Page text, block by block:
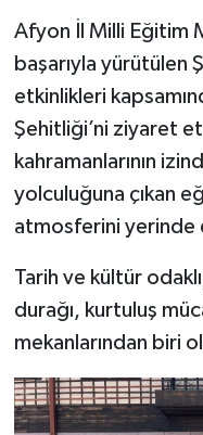
Afyon İl Milli Eğitim
başarıyla yürütülen
etkinlikleri
Şehitliği’ni ziyaret
kahramanlarının
yolculuğuna çıkan
atmosferini yerinde
Tarih ve kültür
durağı, kurtuluş
mekanlarından biri